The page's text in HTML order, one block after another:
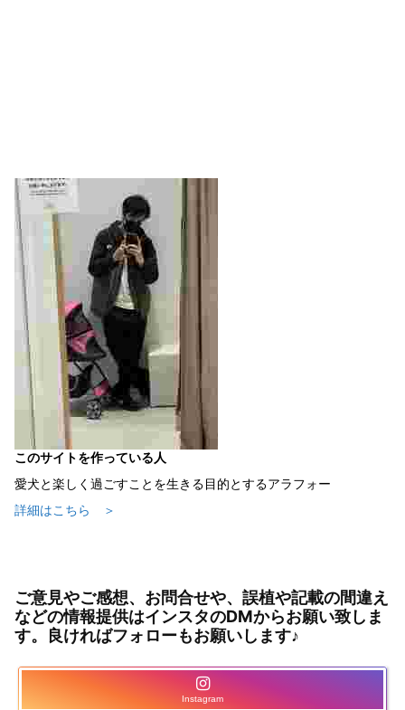
このサイトを作っている人
愛犬と楽しく過ごすことを生きる目的とするアラフォー
詳細はこちら ＞
ご意見やご感想、お問合せや、誤植や記載の間違え
などの情報提供はインスタのDMからお願い致しま
す。良ければフォローもお願いします♪
Instagram